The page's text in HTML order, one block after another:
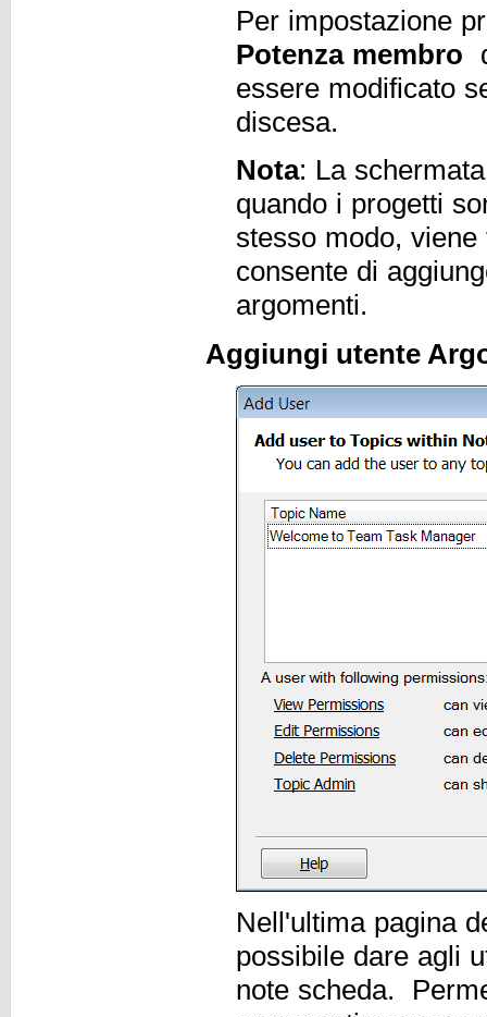
Per impostazione
Potenza membro
essere modificato
discesa.
Nota: La
quando i progetti
stesso modo,
consente di
argomenti.
Aggiungi utente
Nell'ultima pagina
possibile dare agli
note scheda.